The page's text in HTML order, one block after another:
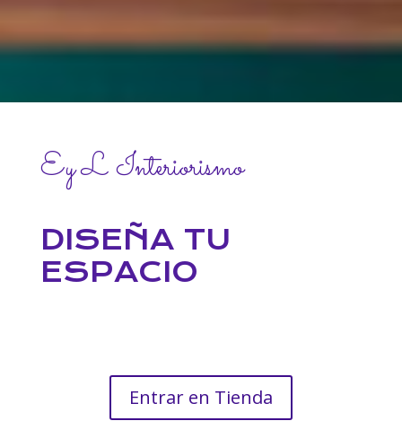
Ey L Interiorismo
DISEÑA TU
ESPACIO
Entrar en Tienda